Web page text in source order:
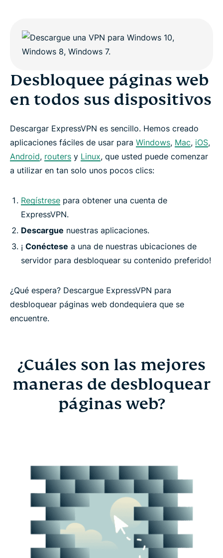
Desbloquee páginas web
en todos sus dispositivos
Descargar ExpressVPN es sencillo. Hemos creado
aplicaciones fáciles de usar para Windows, Mac, iOS,
Android, routers y Linux, que usted puede comenzar
a utilizar en tan solo unos pocos clics:
Regístrese para obtener una cuenta de
ExpressVPN.
Descargue nuestras aplicaciones.
¡ Conéctese a una de nuestras ubicaciones de
servidor para desbloquear su contenido preferido!
¿Qué espera? Descargue ExpressVPN para
desbloquear páginas web dondequiera que se
encuentre.
¿Cuáles son las mejores
maneras de desbloquear
páginas web?